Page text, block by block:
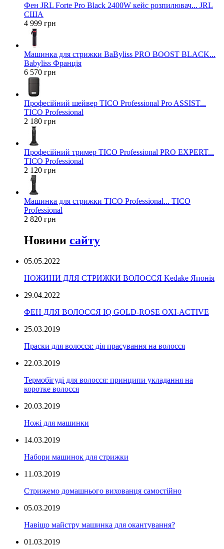
Фен JRL Forte Pro Black 2400W кейс розпилювач... JRL
США
4 999 грн
Машинка для стрижки BaByliss PRO BOOST BLACK...
Babyliss Франція
6 570 грн
Професійний шейвер TICO Professional Pro ASSIST...
TICO Professional
2 180 грн
Професійний тример TICO Professional PRO EXPERT...
TICO Professional
2 120 грн
Машинка для стрижки TICO Professional... TICO
Professional
2 820 грн
Новини сайту
05.05.2022
НОЖИНИ ДЛЯ СТРИЖКИ ВОЛОССЯ Kedake Японія
29.04.2022
ФЕН ДЛЯ ВОЛОССЯ IQ GOLD-ROSE OXI-ACTIVE
25.03.2019
Праски для волосся: дія прасування на волосся
22.03.2019
Термобігуді для волосся: принципи укладання на
коротке волосся
20.03.2019
Ножі для машинки
14.03.2019
Набори машинок для стрижки
11.03.2019
Стрижемо домашнього вихованця самостійно
05.03.2019
Навіщо майстру машинка для окантування?
01.03.2019